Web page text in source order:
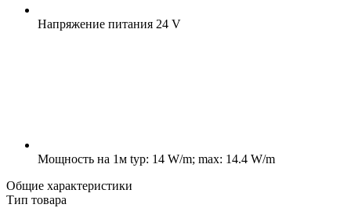
Напряжение питания 24 V
Мощность на 1м typ: 14 W/m; max: 14.4 W/m
Общие характеристики
Тип товара